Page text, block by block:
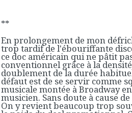
**
En prolongement de mon
trop tardif de l'ébouriffante
ce doc américain qui ne pâtit
conventionnel grâce à la
doublement de la durée
défaut est de se servir comme
musicale montée à Broadway
musicien. Sans doute à cause
On y revient beaucoup trop